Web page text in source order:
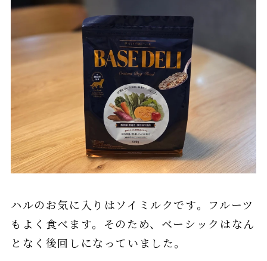
ハルのお気に入りはソイミルクです。フルーツ
もよく食べます。そのため、ベーシックはなん
となく後回しになっていました。